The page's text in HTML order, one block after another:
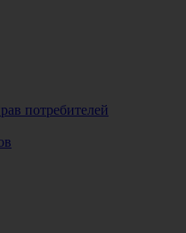
потребителей